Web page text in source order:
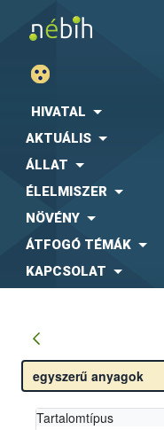
HIVATAL
AKTUÁLIS
ÁLLAT
ÉLELMISZER
NÖVÉNY
ÁTFOGÓ TÉMÁK
KAPCSOLAT
Tartalomtípus